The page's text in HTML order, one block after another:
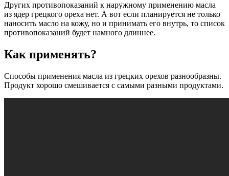
Других противопоказаний к наружному применению масла
из ядер грецкого ореха нет. А вот если планируется не только
наносить масло на кожу, но и принимать его внутрь, то список
противопоказаний будет намного длиннее.
Как применять?
Способы применения масла из грецких орехов разнообразны.
Продукт хорошо смешивается с самыми разными продуктами.